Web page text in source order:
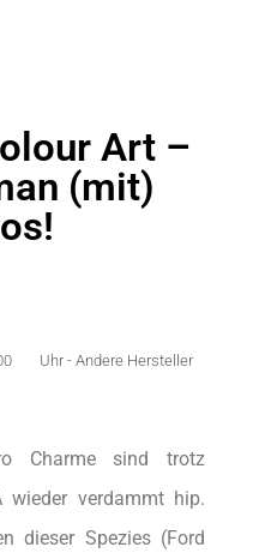
Art –
(mit)
Uhr - Andere Hersteller
Charme sind trotz
wieder verdammt hip.
dieser Spezies (Ford